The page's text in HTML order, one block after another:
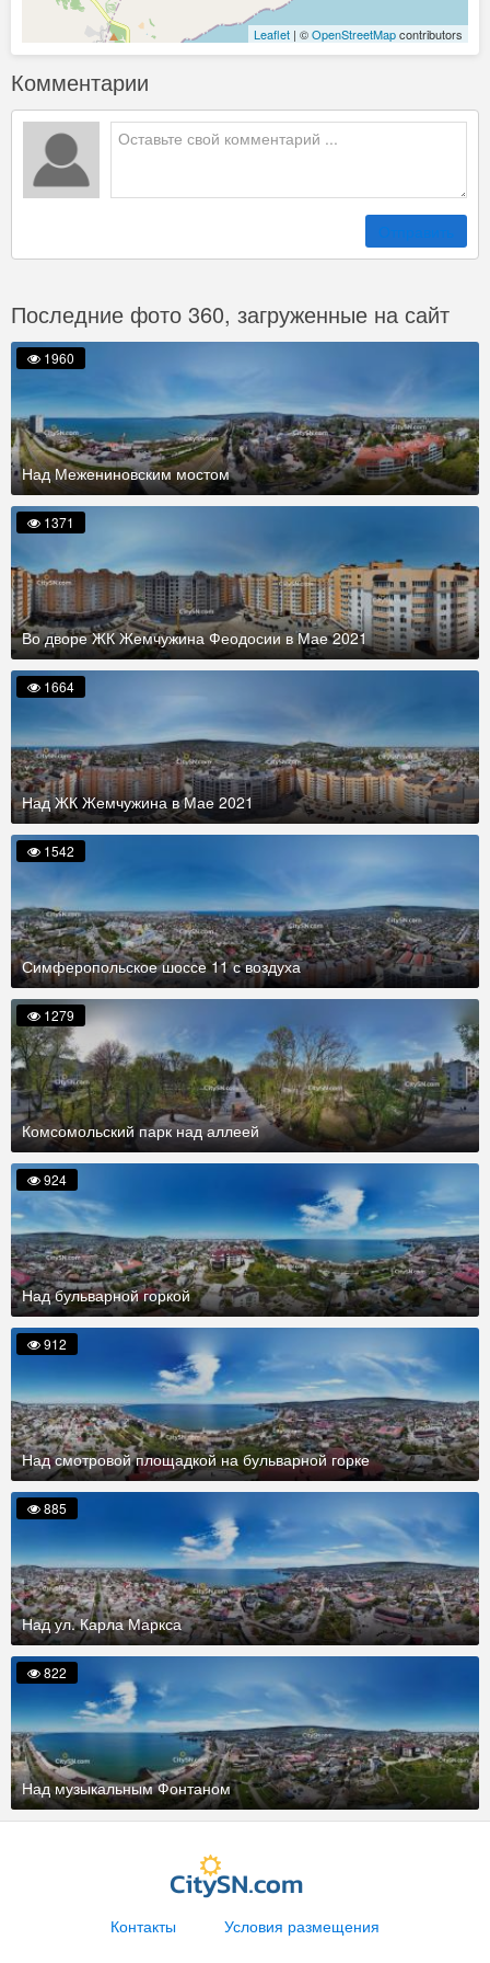
Leaflet | ©OpenStreetMapcontributors
Комментарии
Отправить
Последние фото 360, загруженные на сайт
Над Межениновским мостом
1960
Во дворе ЖК Жемчужина Феодосии в Мае 2021
1371
Над ЖК Жемчужина в Мае 2021
1664
Симферопольское шоссе 11 с воздуха
1542
Комсомольский парк над аллеей
1279
Над бульварной горкой
924
Над смотровой площадкой на бульварной горке
912
Над ул. Карла Маркса
885
Над музыкальным Фонтаном
822
Контакты
Условия размещения